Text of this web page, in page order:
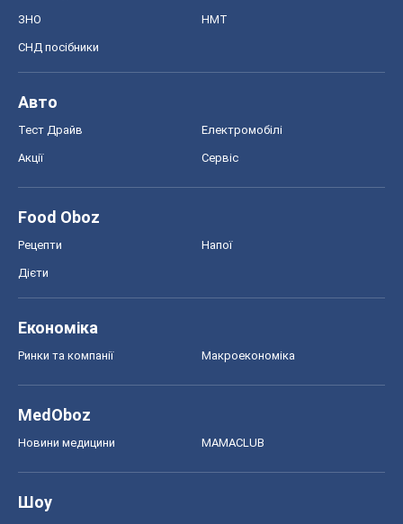
ЗНО НМТ
СНД посібники
Авто
Тест Драйв Електромобілі
Акції Сервіс
Food Oboz
Рецепти Напої
Дієти
Економіка
Ринки та компанії Макроекономіка
MedOboz
Новини медицини MAMACLUB
Шоу